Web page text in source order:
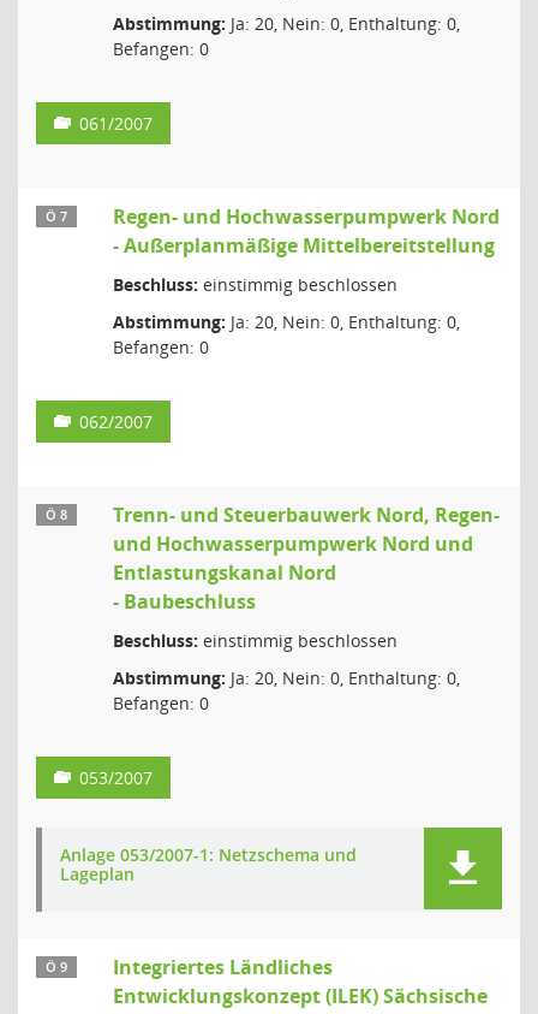
Abstimmung: Ja: 20, Nein: 0, Enthaltung: 0,
Befangen: 0
061/2007
Ö 7
Regen- und Hochwasserpumpwerk Nord
- Außerplanmäßige Mittelbereitstellung
Beschluss: einstimmig beschlossen
Abstimmung: Ja: 20, Nein: 0, Enthaltung: 0,
Befangen: 0
062/2007
Ö 8
Trenn- und Steuerbauwerk Nord, Regen-
und Hochwasserpumpwerk Nord und
Entlastungskanal Nord
- Baubeschluss
Beschluss: einstimmig beschlossen
Abstimmung: Ja: 20, Nein: 0, Enthaltung: 0,
Befangen: 0
053/2007
Anlage 053/2007-1: Netzschema und
Lageplan
Ö 9
Integriertes Ländliches
Entwicklungskonzept (ILEK) Sächsische